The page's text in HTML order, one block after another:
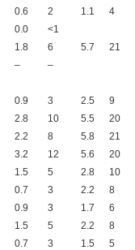
0.6 2 1.1
4
0.0
<1
1.8 6 5.7
21
–
–
0.9 3 2.5
9
2.8 10 5.5
20
2.2 8 5.8
21
3.2 12 5.6
20
1.5 5 2.8
10
0.7 3 2.2
8
0.9 3 1.7
6
1.5 5 2.2
8
0.7 3 1.5
5